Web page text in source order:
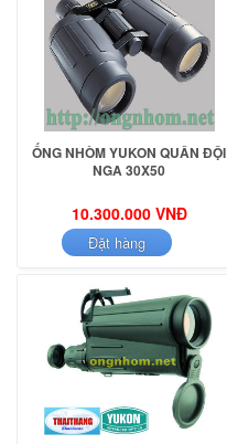
ỐNG NHÒM YUKON QUÂN ĐỘI
NGA 30X50
10.300.000 VNĐ
Đặt hàng